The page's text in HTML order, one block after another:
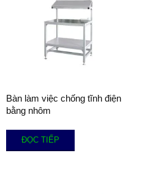
Bàn làm việc chống tĩnh điện
bằng nhôm
ĐỌC TIẾP